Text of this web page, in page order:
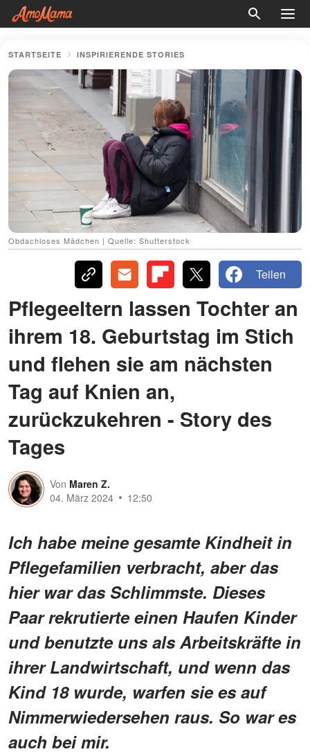
STARTSEITE INSPIRIERENDE STORIES
Obdachloses Mädchen | Quelle: Shutterstock
Teilen
Pflegeeltern lassen Tochter an
ihrem 18. Geburtstag im Stich
und flehen sie am nächsten
Tag auf Knien an,
zurückzukehren - Story des
Tages
Von Maren Z.
04. März 2024
12:50
Ich habe meine gesamte Kindheit in
Pflegefamilien verbracht, aber das
hier war das Schlimmste. Dieses
Paar rekrutierte einen Haufen Kinder
und benutzte uns als Arbeitskräfte in
ihrer Landwirtschaft, und wenn das
Kind 18 wurde, warfen sie es auf
Nimmerwiedersehen raus. So war es
auch bei mir.